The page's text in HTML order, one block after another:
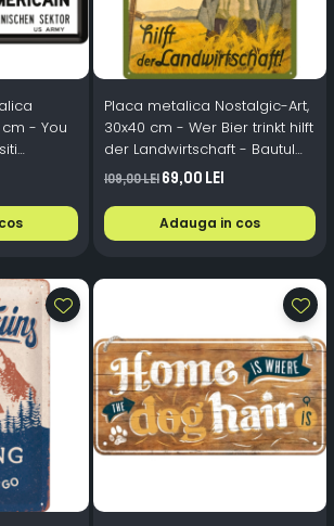
cm - You
Placa metalica Nostalgic-Art,
30x40 cm - Wer Bier trinkt hilft
der Landwirtschaft - Bautul
de bere ajuta agricultura
109,00 Lei69,00 Lei
Adauga in cos